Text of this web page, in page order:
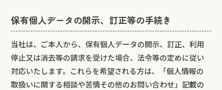
保有個人データの開示、訂正等の手続き
当社は、ご本人から、保有個人データの開示、訂正、利用
停止又は消去等の請求を受けた場合、法令等の定めに従い
対応いたします。これらを希望される方は、「個人情報の
取扱いに関する相談や苦情その他のお問い合わせ」記載の